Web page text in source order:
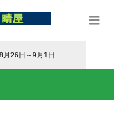
月26日～9月1日